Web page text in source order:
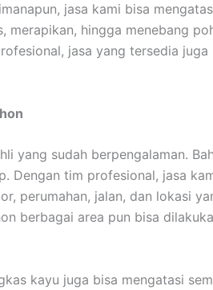
jasa kami bisa
merapikan, hingga menebang
jasa yang tersedia juga
yang sudah berpengalaman.
Dengan tim profesional, jasa
perumahan, jalan, dan lokasi
berbagai area pun bisa
kayu juga bisa mengatasi